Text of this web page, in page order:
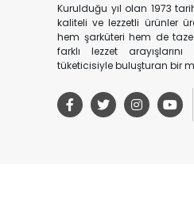
Kurulduğu yıl olan 1973
kaliteli ve lezzetli ürünler
hem şarküteri hem de
farklı lezzet
tüketicisiyle buluşturan bir